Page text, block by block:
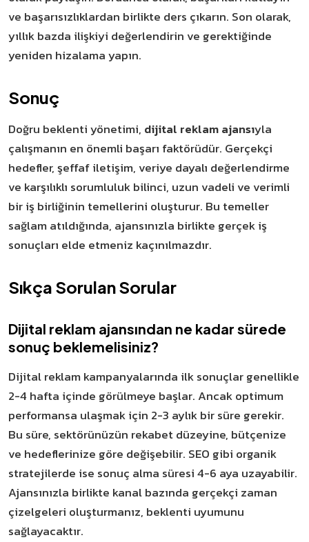
ve başarısızlıklardan birlikte ders çıkarın. Son olarak,
yıllık bazda ilişkiyi değerlendirin ve gerektiğinde
yeniden hizalama yapın.
Sonuç
Doğru beklenti yönetimi, dijital reklam ajansıyla
çalışmanın en önemli başarı faktörüdür. Gerçekçi
hedefler, şeffaf iletişim, veriye dayalı değerlendirme
ve karşılıklı sorumluluk bilinci, uzun vadeli ve verimli
bir iş birliğinin temellerini oluşturur. Bu temeller
sağlam atıldığında, ajansınızla birlikte gerçek iş
sonuçları elde etmeniz kaçınılmazdır.
Sıkça Sorulan Sorular
Dijital reklam ajansından ne kadar sürede
sonuç beklemelisiniz?
Dijital reklam kampanyalarında ilk sonuçlar genellikle
2-4 hafta içinde görülmeye başlar. Ancak optimum
performansa ulaşmak için 2-3 aylık bir süre gerekir.
Bu süre, sektörünüzün rekabet düzeyine, bütçenize
ve hedeflerinize göre değişebilir. SEO gibi organik
stratejilerde ise sonuç alma süresi 4-6 aya uzayabilir.
Ajansınızla birlikte kanal bazında gerçekçi zaman
çizelgeleri oluşturmanız, beklenti uyumunu
sağlayacaktır.